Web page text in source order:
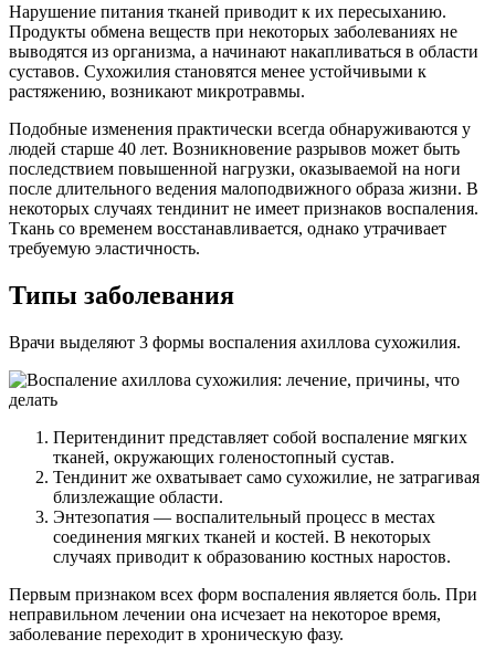
Нарушение питания тканей приводит к их пересыханию.
Продукты обмена веществ при некоторых заболеваниях не
выводятся из организма, а начинают накапливаться в области
суставов. Сухожилия становятся менее устойчивыми к
растяжению, возникают микротравмы.
Подобные изменения практически всегда обнаруживаются у
людей старше 40 лет. Возникновение разрывов может быть
последствием повышенной нагрузки, оказываемой на ноги
после длительного ведения малоподвижного образа жизни. В
некоторых случаях тендинит не имеет признаков воспаления.
Ткань со временем восстанавливается, однако утрачивает
требуемую эластичность.
Типы заболевания
Врачи выделяют 3 формы воспаления ахиллова сухожилия.
Перитендинит представляет собой воспаление мягких
тканей, окружающих голеностопный сустав.
Тендинит же охватывает само сухожилие, не затрагивая
близлежащие области.
Энтезопатия — воспалительный процесс в местах
соединения мягких тканей и костей. В некоторых
случаях приводит к образованию костных наростов.
Первым признаком всех форм воспаления является боль. При
неправильном лечении она исчезает на некоторое время,
заболевание переходит в хроническую фазу.